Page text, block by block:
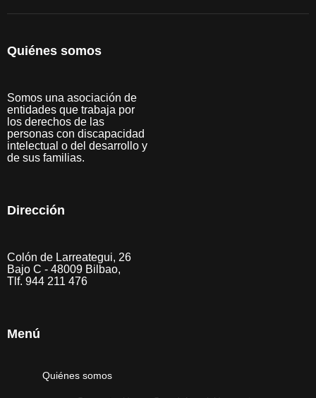
Quiénes somos
Somos una asociación de
entidades que trabaja por
los derechos de las
personas con discapacidad
intelectual o del desarrollo y
de sus familias.
Dirección
Colón de Larreategui, 26
Bajo C - 48009 Bilbao,
Tlf. 944 211 476
Menú
Quiénes somos